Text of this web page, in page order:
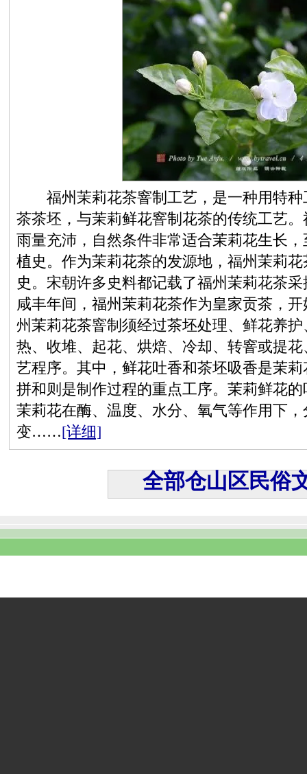
福州茉莉花茶窨制工艺，是一种用特种
茶茶坯，与茉莉鲜花窨制花茶的传统工艺
雨量充沛，自然条件非常适合茉莉花生长
植史。作为茉莉花茶的发源地，福州茉莉
史。宋朝许多史料都记载了福州茉莉花茶
咸丰年间，福州茉莉花茶作为皇家贡茶，
州茉莉花茶窨制须经过茶坯处理、鲜花养
热、收堆、起花、烘焙、冷却、转窨或提
艺程序。其中，鲜花吐香和茶坯吸香是茉
拼和则是制作过程的重点工序。茉莉鲜花
茉莉花在酶、温度、水分、氧气等作用下
变……[详细]
全部仓山区民俗